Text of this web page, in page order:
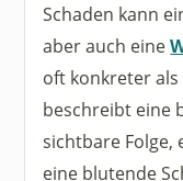
Schaden kann
aber auch eine
oft konkreter als
beschreibt eine
sichtbare Folge,
eine blutende